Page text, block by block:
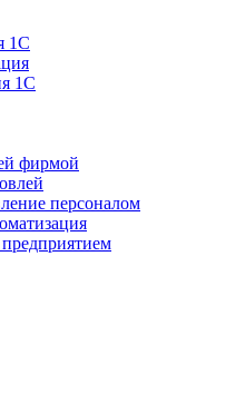
1С
1С
фирмой
персоналом